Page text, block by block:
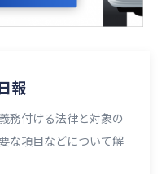
報
務付ける法律と対象の
な項目などについて解